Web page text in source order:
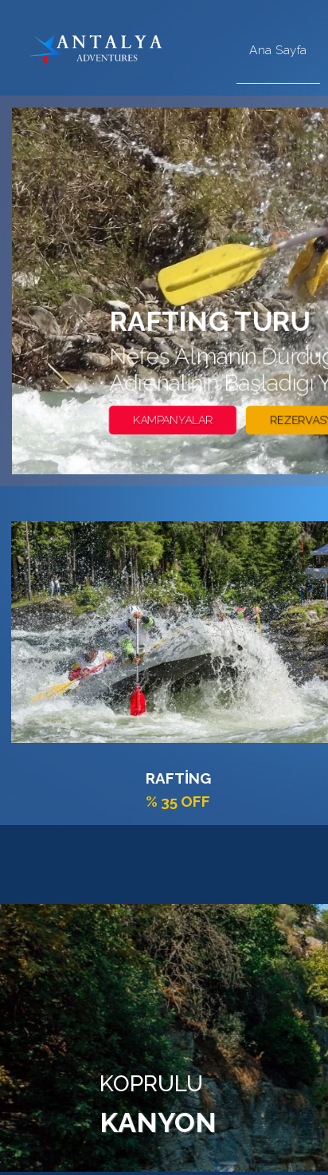
Ana Sayfa
EN ÇOK SATAN
Eğlenceyi Sınırsız
Rafting + Zipline
SUPER COMBO
% 30 OFF
KOPRULU
KANYON